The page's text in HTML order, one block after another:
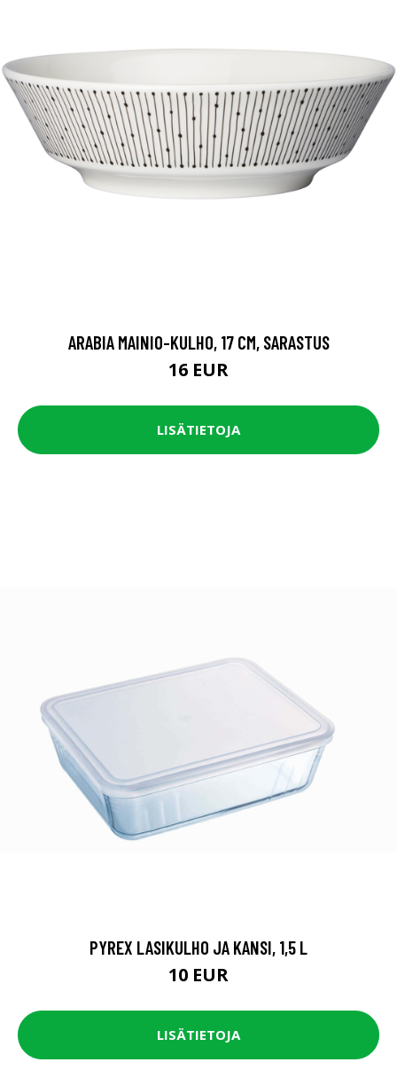
ARABIA MAINIO-KULHO, 17 CM, SARASTUS
16 EUR
LISÄTIETOJA
PYREX LASIKULHO JA KANSI, 1,5 L
10 EUR
LISÄTIETOJA